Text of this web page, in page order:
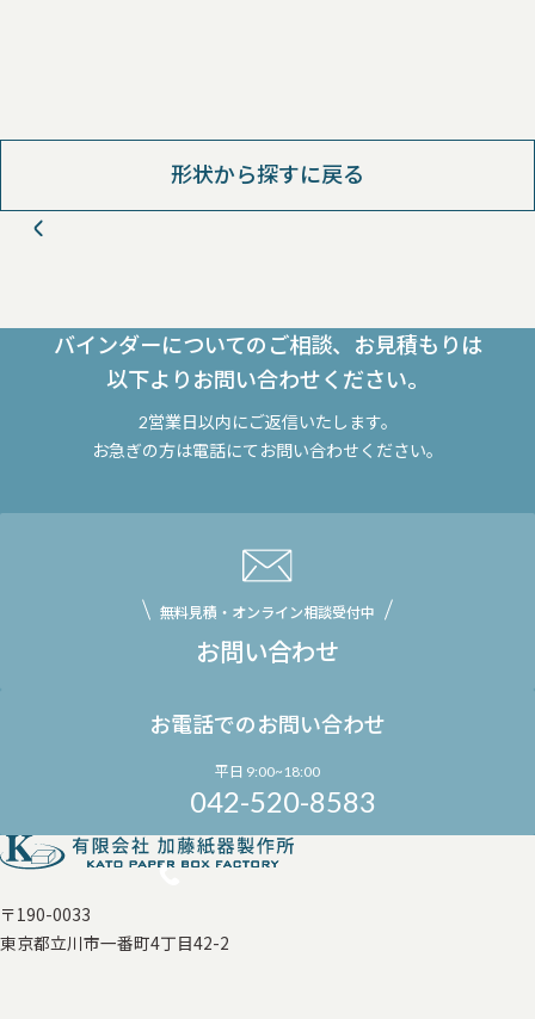
形状から探すに戻る
バインダーについてのご相談、お見積もりは
以下よりお問い合わせください。
2営業日以内にご返信いたします。
お急ぎの方は電話にてお問い合わせください。
無料見積・オンライン相談受付中
お問い合わせ
お電話でのお問い合わせ
平日 9:00~18:00
042-520-8583
〒190-0033
東京都立川市一番町4丁目42-2